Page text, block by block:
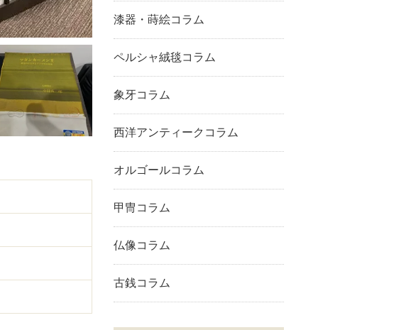
漆器・蒔絵コラム
ペルシャ絨毯コラム
象牙コラム
西洋アンティークコラム
オルゴールコラム
甲冑コラム
仏像コラム
古銭コラム